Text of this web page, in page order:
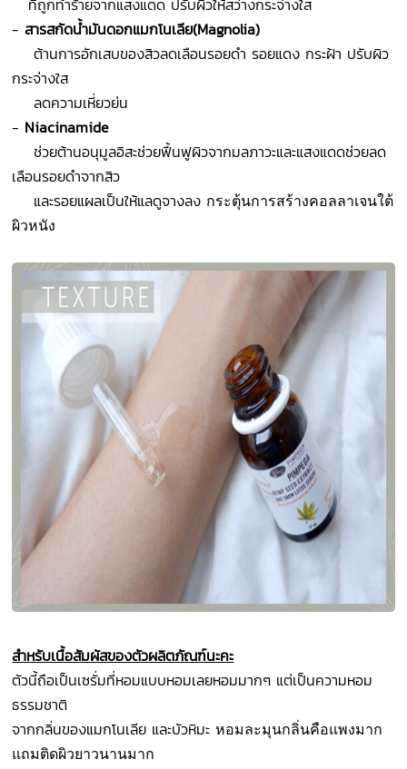
- สารสกัดน้ำมันดอกแมกโนเลีย(Magnolia)
ต้านการอักเสบของสิวลดเลือนรอยดำ รอยแดง กระฝ้า ปรับผิว
กระจ่างใส
ลดความเหี่ยวย่น
- Niacinamide
ช่วยต้านอนุมูลอิสะช่วยฟื้นฟูผิวจากมลภาวะและแสงแดดช่วยลด
เลือนรอยดำจากสิว
และรอยแผลเป็นให้แลดูจางลง กระตุ้นการสร้างคอลลาเจนใต้
ผิวหนัง
สำหรับเนื้อสัมผัสของตัวผลิตภัณฑ์นะคะ
ตัวนี้ถือเป็นเซรั่มที่หอมแบบหอมเลยหอมมากๆ แต่เป็นความหอม
ธรรมชาติ
จากกลิ่นของแมกโนเลีย และบัวหิมะหอมละมุนกลิ่นคือแพงมาก
แถมติดผิวยาวนานมาก